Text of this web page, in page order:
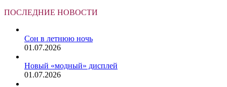
ПОСЛЕДНИЕ НОВОСТИ
Сон в летнюю ночь
01.07.2026
Новый «модный» дисплей
01.07.2026